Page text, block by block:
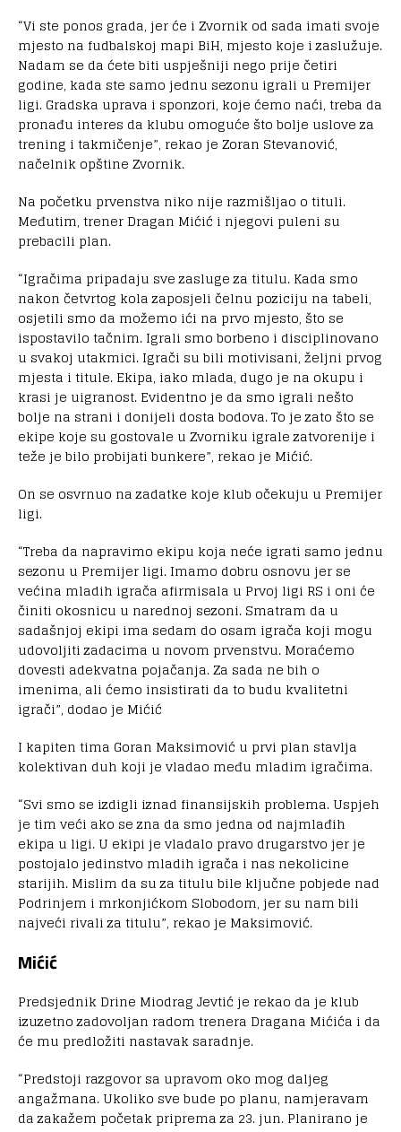
“Vi ste ponos grada, jer će i Zvornik od sada imati svoje
mjesto na fudbalskoj mapi BiH, mjesto koje i zaslužuje.
Nadam se da ćete biti uspješniji nego prije četiri
godine, kada ste samo jednu sezonu igrali u Premijer
ligi. Gradska uprava i sponzori, koje ćemo naći, treba da
pronađu interes da klubu omoguće što bolje uslove za
trening i takmičenje”, rekao je Zoran Stevanović,
načelnik opštine Zvornik.
Na početku prvenstva niko nije razmišljao o tituli.
Međutim, trener Dragan Mićić i njegovi puleni su
prebacili plan.
“Igračima pripadaju sve zasluge za titulu. Kada smo
nakon četvrtog kola zaposjeli čelnu poziciju na tabeli,
osjetili smo da možemo ići na prvo mjesto, što se
ispostavilo tačnim. Igrali smo borbeno i disciplinovano
u svakoj utakmici. Igrači su bili motivisani, željni prvog
mjesta i titule. Ekipa, iako mlada, dugo je na okupu i
krasi je uigranost. Evidentno je da smo igrali nešto
bolje na strani i donijeli dosta bodova. To je zato što se
ekipe koje su gostovale u Zvorniku igrale zatvorenije i
teže je bilo probijati bunkere”, rekao je Mićić.
On se osvrnuo na zadatke koje klub očekuju u Premijer
ligi.
“Treba da napravimo ekipu koja neće igrati samo jednu
sezonu u Premijer ligi. Imamo dobru osnovu jer se
većina mladih igrača afirmisala u Prvoj ligi RS i oni će
činiti okosnicu u narednoj sezoni. Smatram da u
sadašnjoj ekipi ima sedam do osam igrača koji mogu
udovoljiti zadacima u novom prvenstvu. Moraćemo
dovesti adekvatna pojačanja. Za sada ne bih o
imenima, ali ćemo insistirati da to budu kvalitetni
igrači”, dodao je Mićić
I kapiten tima Goran Maksimović u prvi plan stavlja
kolektivan duh koji je vladao među mladim igračima.
“Svi smo se izdigli iznad finansijskih problema. Uspjeh
je tim veći ako se zna da smo jedna od najmlađih
ekipa u ligi. U ekipi je vladalo pravo drugarstvo jer je
postojalo jedinstvo mladih igrača i nas nekolicine
starijih. Mislim da su za titulu bile ključne pobjede nad
Podrinjem i mrkonjićkom Slobodom, jer su nam bili
najveći rivali za titulu”, rekao je Maksimović.
Mićić
Predsjednik Drine Miodrag Jevtić je rekao da je klub
izuzetno zadovoljan radom trenera Dragana Mićića i da
će mu predložiti nastavak saradnje.
“Predstoji razgovor sa upravom oko mog daljeg
angažmana. Ukoliko sve bude po planu, namjeravam
da zakažem početak priprema za 23. jun. Planirano je